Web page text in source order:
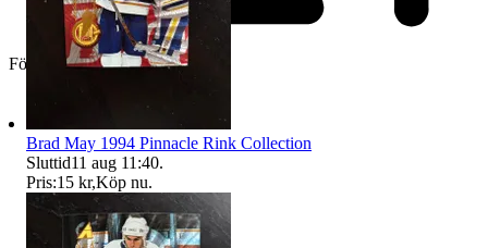
Företag
Brad May 1994 Pinnacle Rink Collection
Sluttid11 aug 11:40.
Pris:15 kr,Köp nu.